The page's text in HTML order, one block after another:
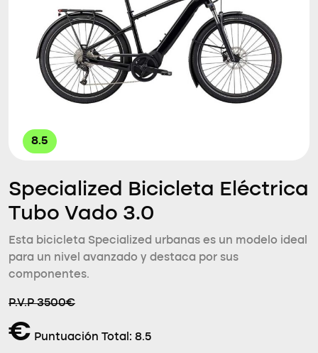
Consultorio
Blog
8.5
Specialized Bicicleta Eléctrica
Tubo Vado 3.0
Esta bicicleta Specialized urbanas es un modelo ideal
para un nivel avanzado y destaca por sus
componentes.
P.V.P 3500€
€ Puntuación Total: 8.5